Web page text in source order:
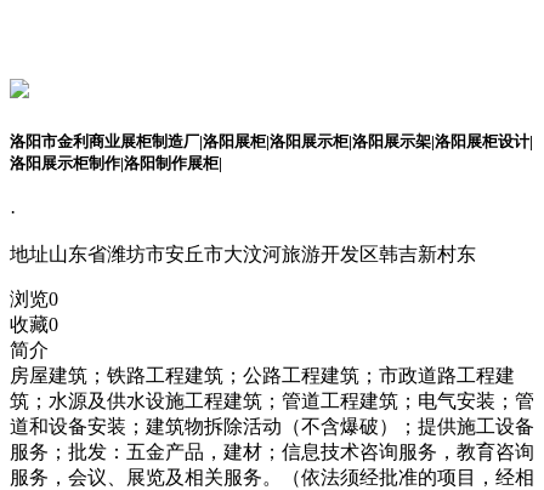
洛阳市金利商业展柜制造厂|洛阳展柜|洛阳展示柜|洛阳展示架|洛阳展柜设计|
洛阳展示柜制作|洛阳制作展柜|
·
地址山东省潍坊市安丘市大汶河旅游开发区韩吉新村东
浏览0
收藏0
简介
房屋建筑；铁路工程建筑；公路工程建筑；市政道路工程建
筑；水源及供水设施工程建筑；管道工程建筑；电气安装；管
道和设备安装；建筑物拆除活动（不含爆破）；提供施工设备
服务；批发：五金产品，建材；信息技术咨询服务，教育咨询
服务，会议、展览及相关服务。（依法须经批准的项目，经相